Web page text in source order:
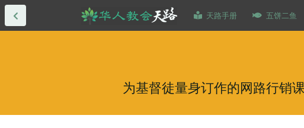
天路手册 五饼二鱼
为基督徒量身订作的网路行销